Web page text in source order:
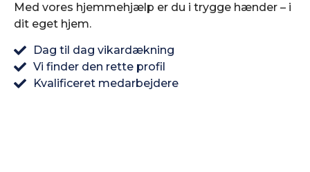
Med vores hjemmehjælp er du i trygge hænder – i
dit eget hjem.
Dag til dag vikardækning
Vi finder den rette profil
Kvalificeret medarbejdere